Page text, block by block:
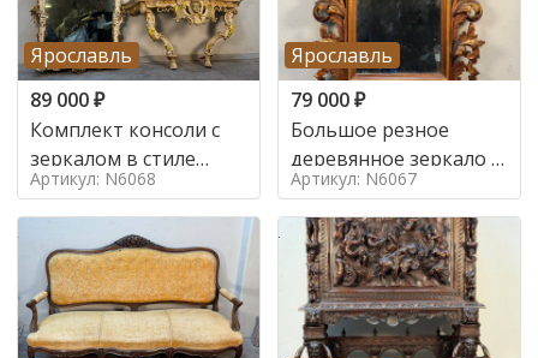
Ярославль
89 000₽
Комплект консоли с
зеркалом в стиле
ренессанс,
Артикул: N6068
Ярославль
79 000₽
Большое резное
деревянное зеркало с
золочением в стиле
Артикул: N6067